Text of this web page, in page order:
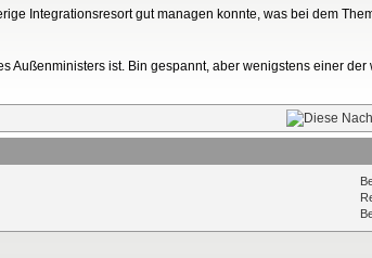
Integrationsresort gut managen konnte, was bei dem
Außenministers ist. Bin gespannt, aber wenigstens einer der